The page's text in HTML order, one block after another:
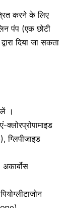
करने के लिए
पंप (एक छोटी
दिया जा सकता
।
क्लोरप्रोपामाइड
ग्लिपीजाइड